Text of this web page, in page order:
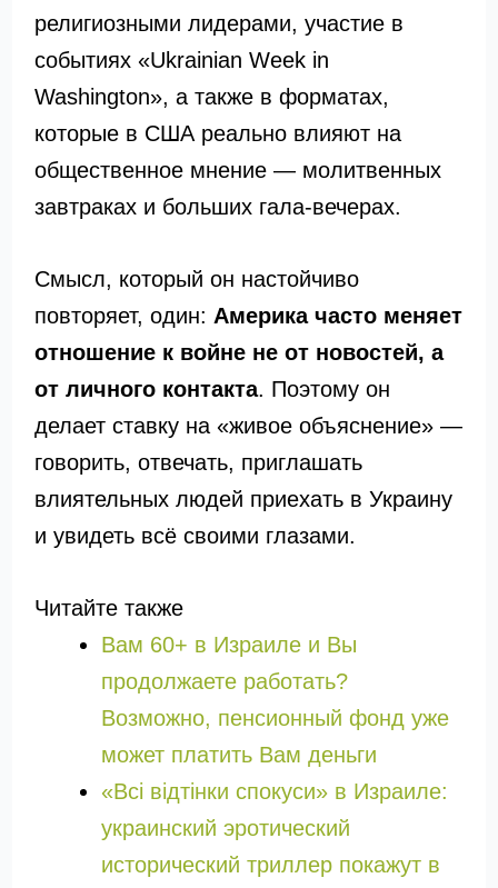
религиозными лидерами, участие в
событиях «Ukrainian Week in
Washington», а также в форматах,
которые в США реально влияют на
общественное мнение — молитвенных
завтраках и больших гала-вечерах.
Смысл, который он настойчиво
повторяет, один: Америка часто меняет
отношение к войне не от новостей, а
от личного контакта. Поэтому он
делает ставку на «живое объяснение» —
говорить, отвечать, приглашать
влиятельных людей приехать в Украину
и увидеть всё своими глазами.
Читайте также
Вам 60+ в Израиле и Вы
продолжаете работать?
Возможно, пенсионный фонд уже
может платить Вам деньги
«Всі відтінки спокуси» в Израиле:
украинский эротический
исторический триллер покажут в